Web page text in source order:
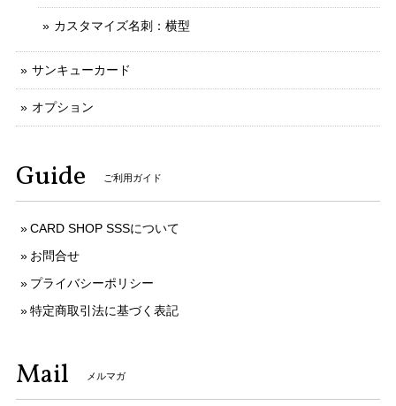
カスタマイズ名刺：横型
サンキューカード
オプション
Guide ご利用ガイド
CARD SHOP SSSについて
お問合せ
プライバシーポリシー
特定商取引法に基づく表記
Mail メルマガ